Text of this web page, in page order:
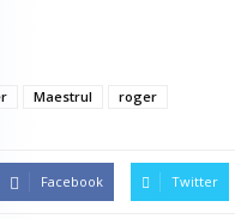
Maestrul roger
Facebook Twitter